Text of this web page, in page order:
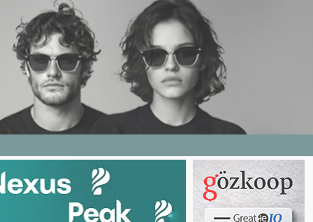
E DERGI WEB TV BIZE YAZIN